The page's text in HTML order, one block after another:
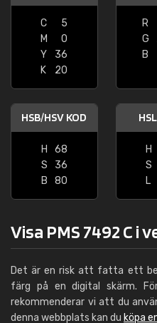
C
5
M
0
Y
36
K
20
R
G
B
HSB/HSV KOD
H
68
S
36
B
80
H
S
L
Visa PMS 7492 C i
Det är en risk att fatta ett
färg på en digital skärm.
rekommenderar vi att du
denna webbplats kan du köpa